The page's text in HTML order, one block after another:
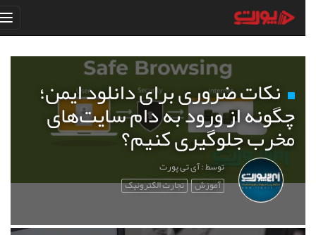
نکات ضروری برای دانلود ایمن؛
چگونه از ورود به دام سایت‌های
مخرب جلوگیری کنیم؟
توسط : آی تی پورت
آموزش تجارت الکترونیک